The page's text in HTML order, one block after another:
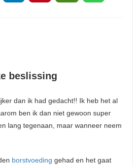
beslissing
dan ik had gedacht!! Ik heb het al
ben ik dan niet gewoon super
lang tegenaan, maar wanneer neem
borstvoeding gehad en het gaat